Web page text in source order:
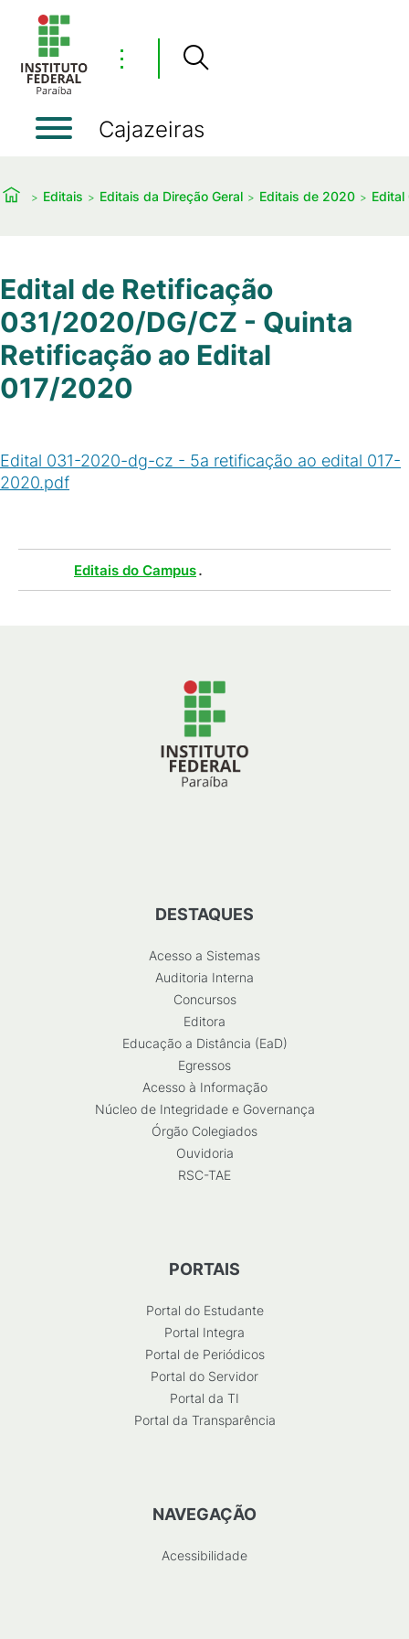
⋮
Cajazeiras
Editais Editais da Direção Geral Editais de 2020
Edital de Retificação
031/2020/DG/CZ - Quinta
Retificação ao Edital
017/2020
Edital 031-2020-dg-cz - 5a retificação ao edital 017-
2020.pdf
Editais do Campus.
DESTAQUES
Acesso a Sistemas
Auditoria Interna
Concursos
Editora
Educação a Distância (EaD)
Egressos
Acesso à Informação
Núcleo de Integridade e Governança
Órgão Colegiados
Ouvidoria
RSC-TAE
PORTAIS
Portal do Estudante
Portal Integra
Portal de Periódicos
Portal do Servidor
Portal da TI
Portal da Transparência
NAVEGAÇÃO
Acessibilidade